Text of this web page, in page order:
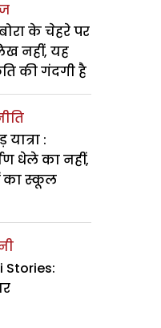
के चेहरे पर
नहीं, यह
की गंदगी है
:
धेले का नहीं,
का स्कूल
Stories: